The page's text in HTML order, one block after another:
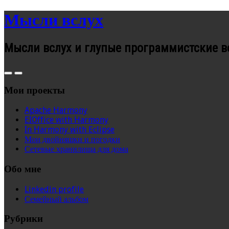
Мысли вслух
Мысли вслух и глупые программистские
Мои проекты
Apache Harmony
EIOffice with Harmony
In Harmony with Eclipse
Мои двойняшки и погодки
Сетевые хранилища для дома
Обо мне
Linkedin profile
Семейный альбом
Рубрики